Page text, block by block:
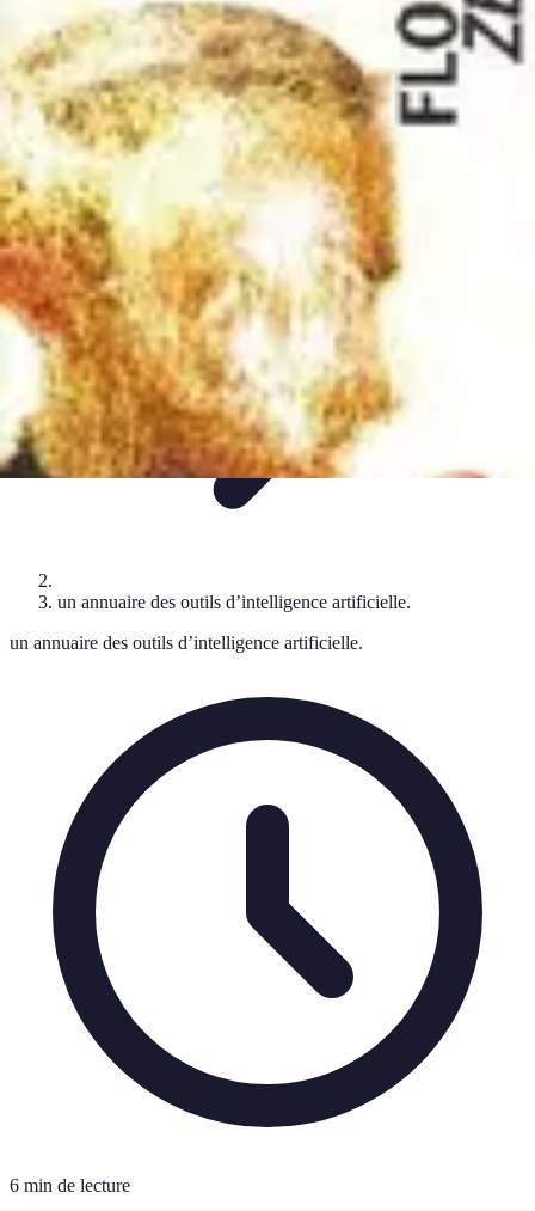
Annuaire IA Expert
InformatifTutoriel informatifTendances tutorial
Annuaire IA Expert
un annuaire des outils d’intelligence artificielle.
un annuaire des outils d’intelligence artificielle.
6 min de lecture